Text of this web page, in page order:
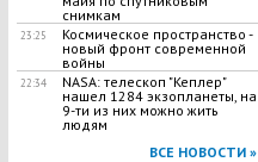
снимкам
23:25
Космическое пространство -
новый фронт современной
войны
22:34
NASA: телескоп "Кеплер"
нашел 1284 экзопланеты, на
9-ти из них можно жить
людям
ВСЕ НОВОСТИ »